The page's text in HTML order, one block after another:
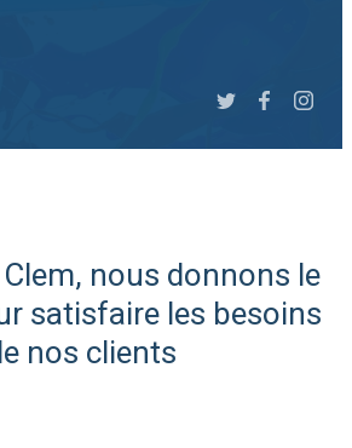
nous donnons le
satisfaire les besoins
nos clients